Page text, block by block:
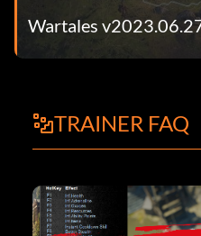
Wartales
TRAINER FAQ